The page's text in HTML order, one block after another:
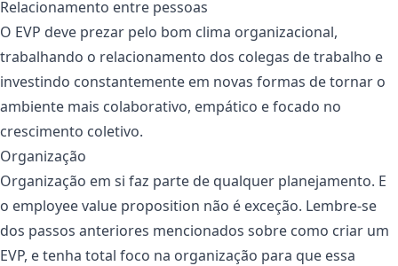
Relacionamento entre pessoas
O EVP deve prezar pelo bom clima organizacional,
trabalhando o relacionamento dos colegas de trabalho e
investindo constantemente em novas formas de tornar o
ambiente mais colaborativo, empático e focado no
crescimento coletivo.
Organização
Organização em si faz parte de qualquer planejamento. E
o employee value proposition não é exceção. Lembre-se
dos passos anteriores mencionados sobre como criar um
EVP, e tenha total foco na organização para que essa